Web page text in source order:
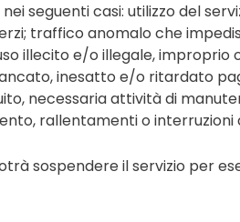
seguenti casi: utilizzo del
traffico anomalo che
illecito e/o illegale,
inesatto e/o ritardato
necessaria attività di
rallentamenti o interruzioni
sospendere il servizio per